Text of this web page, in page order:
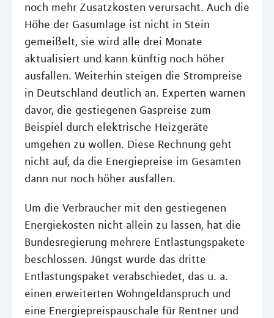
noch mehr Zusatzkosten verursacht. Auch die
Höhe der Gasumlage ist nicht in Stein
gemeißelt, sie wird alle drei Monate
aktualisiert und kann künftig noch höher
ausfallen. Weiterhin steigen die Strompreise
in Deutschland deutlich an. Experten warnen
davor, die gestiegenen Gaspreise zum
Beispiel durch elektrische Heizgeräte
umgehen zu wollen. Diese Rechnung geht
nicht auf, da die Energiepreise im Gesamten
dann nur noch höher ausfallen.
Um die Verbraucher mit den gestiegenen
Energiekosten nicht allein zu lassen, hat die
Bundesregierung mehrere Entlastungspakete
beschlossen. Jüngst wurde das dritte
Entlastungspaket verabschiedet, das u. a.
einen erweiterten Wohngeldanspruch und
eine Energiepreispauschale für Rentner und